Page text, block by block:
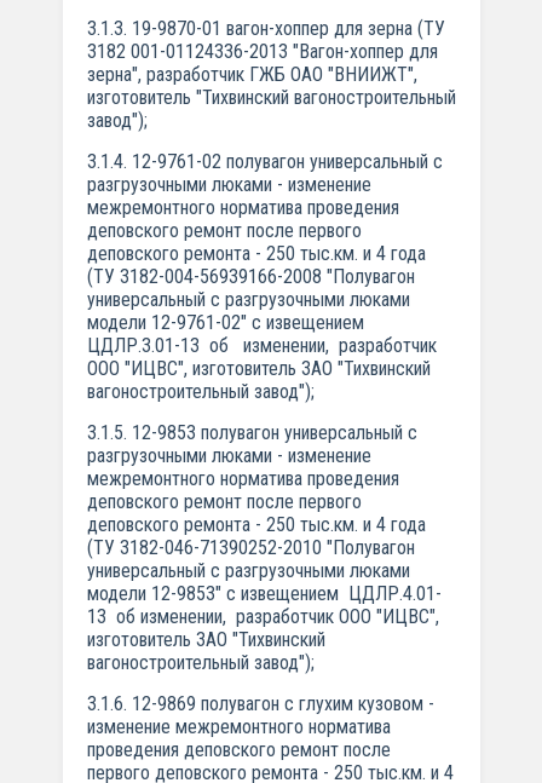
3.1.3. 19-9870-01 вагон-хоппер для зерна (ТУ
3182 001-01124336-2013 "Вагон-хоппер для
зерна", разработчик ГЖБ ОАО "ВНИИЖТ",
изготовитель "Тихвинский вагоностроительный
завод");
3.1.4. 12-9761-02 полувагон универсальный с
разгрузочными люками - изменение
межремонтного норматива проведения
деповского ремонт после первого
деповского ремонта - 250 тыс.км. и 4 года
(ТУ 3182-004-56939166-2008 "Полувагон
универсальный с разгрузочными люками
модели 12-9761-02" с извещением
ЦДЛР.3.01-13 об изменении, разработчик
ООО "ИЦВС", изготовитель ЗАО "Тихвинский
вагоностроительный завод");
3.1.5. 12-9853 полувагон универсальный с
разгрузочными люками - изменение
межремонтного норматива проведения
деповского ремонт после первого
деповского ремонта - 250 тыс.км. и 4 года
(ТУ 3182-046-71390252-2010 "Полувагон
универсальный с разгрузочными люками
модели 12-9853" с извещением ЦДЛР.4.01-
13 об изменении, разработчик ООО "ИЦВС",
изготовитель ЗАО "Тихвинский
вагоностроительный завод");
3.1.6. 12-9869 полувагон с глухим кузовом -
изменение межремонтного норматива
проведения деповского ремонт после
первого деповского ремонта - 250 тыс.км. и 4